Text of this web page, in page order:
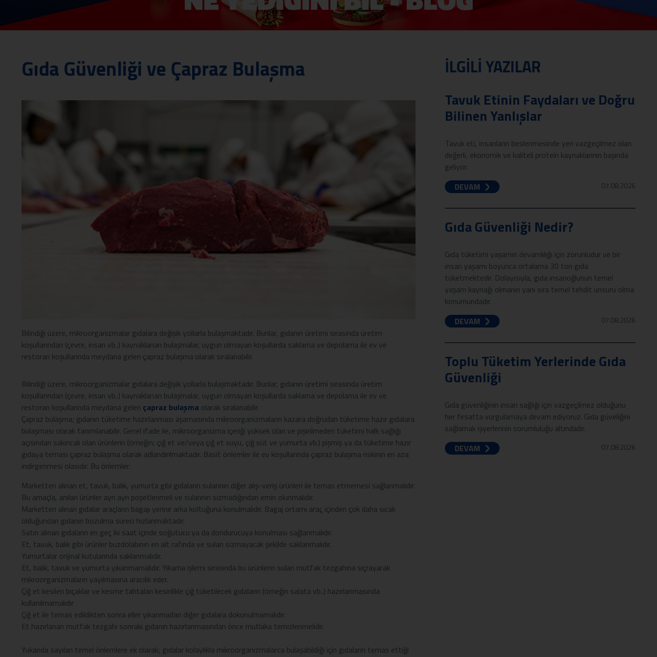
Gıda Güvenliği ve Çapraz Bulaşma
Bilindiği üzere, mikroorganizmalar gıdalara değişik yollarla bulaşmaktadır. Bunlar, gıdanın üretimi sırasında üretim
koşullarından (çevre, insan vb..) kaynaklanan bulaşmalar, uygun olmayan koşullarda saklama ve depolama ile ev ve
restoran koşullarında meydana gelen çapraz bulaşma olarak sıralanabilir.
Bilindiği üzere, mikroorganizmalar gıdalara değişik yollarla bulaşmaktadır. Bunlar, gıdanın üretimi sırasında üretim
koşullarından (çevre, insan vb..) kaynaklanan bulaşmalar, uygun olmayan koşullarda saklama ve depolama ile ev ve
restoran koşullarında meydana gelen çapraz bulaşma olarak sıralanabilir.
Çapraz bulaşma; gıdanın tüketime hazırlanması aşamasında mikroorganizmaların kazara doğrudan tüketime hazır gıdalara
bulaşması olarak tanımlanabilir. Genel ifade ile, mikroorganizma içeriği yüksek olan ve pişirilmeden tüketimi halk sağlığı
açısından sakıncalı olan ürünlerin (örneğin; çiğ et ve/veya çiğ et suyu, çiğ süt ve yumurta vb.) pişmiş ya da tüketime hazır
gıdaya teması çapraz bulaşma olarak adlandırılmaktadır. Basit önlemler ile ev koşullarında çapraz bulaşma riskinin en aza
indirgenmesi olasıdır. Bu önlemler:
Marketten alınan et, tavuk, balık, yumurta gibi gıdaların sularının diğer alış-veriş ürünleri ile temas etmemesi sağlanmalıdır.
Bu amaçla, anılan ürünler ayrı ayrı poşetlenmeli ve sularının sızmadığından emin olunmalıdır.
Marketten alınan gıdalar araçların bagajı yerine arka koltuğuna konulmalıdır. Bagaj ortamı araç içinden çok daha sıcak
olduğundan gıdanın bozulma süreci hızlanmaktadır.
Satın alınan gıdaların en geç iki saat içinde soğutucu ya da dondurucuya konulması sağlanmalıdır.
Et, tavuk, balık gibi ürünler buzdolabının en alt rafında ve suları sızmayacak şekilde saklanmalıdır.
Yumurtalar orijinal kutularında saklanmalıdır.
Et, balık, tavuk ve yumurta yıkanmamalıdır. Yıkama işlemi sırasında bu ürünlerin suları mutfak tezgahına sıçrayarak
mikroorganizmaların yayılmasına aracılık eder.
Çiğ et kesilen bıçaklar ve kesme tahtaları kesinlikle çiğ tüketilecek gıdaların (örneğin salata vb..) hazırlanmasında
kullanılmamalıdır
Çiğ et ile temas edildikten sonra eller yıkanmadan diğer gıdalara dokunulmamalıdır.
Et hazırlanan mutfak tezgahı sonraki gıdanın hazırlanmasından önce mutlaka temizlenmelidir.
Yukarıda sayılan temel önlemlere ek olarak; gıdalar kolaylıkla mikroorganizmalarca bulaşabildiği için gıdaların temas ettiği
İLGİLİ YAZILAR
Tavuk Etinin Faydaları ve Doğru
Bilinen Yanlışlar
Tavuk eti, insanların beslenmesinde yeri vazgeçilmez olan
değerli, ekonomik ve kaliteli protein kaynaklarının başında
geliyor.
DEVAM
07.08.2026
Gıda Güvenliği Nedir?
Gıda tüketimi yaşamın devamlılığı için zorunludur ve bir
insan yaşamı boyunca ortalama 30 ton gıda
tüketmektedir. Dolayısıyla, gıda insanoğlunun temel
yaşam kaynağı olmanın yanı sıra temel tehdit unsuru olma
konumundadır.
DEVAM
07.08.2026
Toplu Tüketim Yerlerinde Gıda
Güvenliği
Gıda güvenliğinin insan sağlığı için vazgeçilmez olduğunu
her fırsatta vurgulamaya devam ediyoruz. Gıda güveliğini
sağlamak işyerlerinin sorumluluğu altındadır.
DEVAM
07.08.2026